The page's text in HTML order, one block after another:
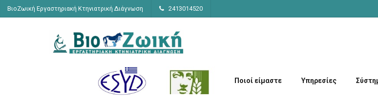
ΒιοΖωική Εργαστηριακή Κτηνιατρική Διάγνωση 2413014520
Ποιοί είμαστε Υπηρεσίες